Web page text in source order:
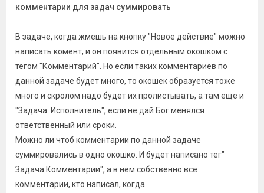
комментарии для задач суммировать
В задаче, когда жмешь на кнопку "Новое действие" можно
написать комент, и он появится отдельным окошком с
тегом "Комментарий". Но если таких комментариев по
данной задаче будет много, то окошек образуется тоже
много и скролом надо будет их пролистывать, а там еще и
"Задача: Исполнитель", если не дай Бог менялся
ответственный или сроки.
Можно ли чтоб комментарии по данной задаче
суммировались в одно окошко. И будет написано тег"
Задача:Комментарии", а в нем собственно все
комментарии, кто написал, когда.